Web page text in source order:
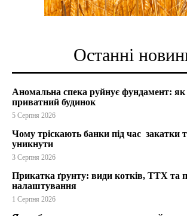
Останні
Аномальна спека руйнує фундамент:
приватний будинок
5 Серпня 2026
Чому тріскають банки під час закатки
уникнути
3 Серпня 2026
Прикатка ґрунту: види котків, ТТХ та
налаштування
1 Серпня 2026